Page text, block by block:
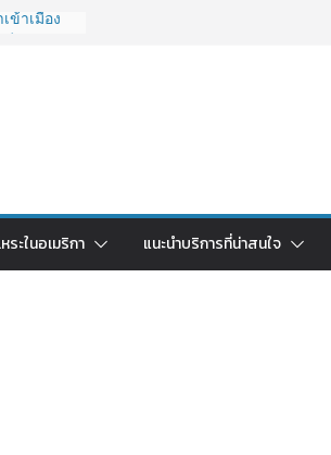
ข้าเมือง
ตัว
ระในอเมริกา แนะนำบริการที่น่าสนใจ